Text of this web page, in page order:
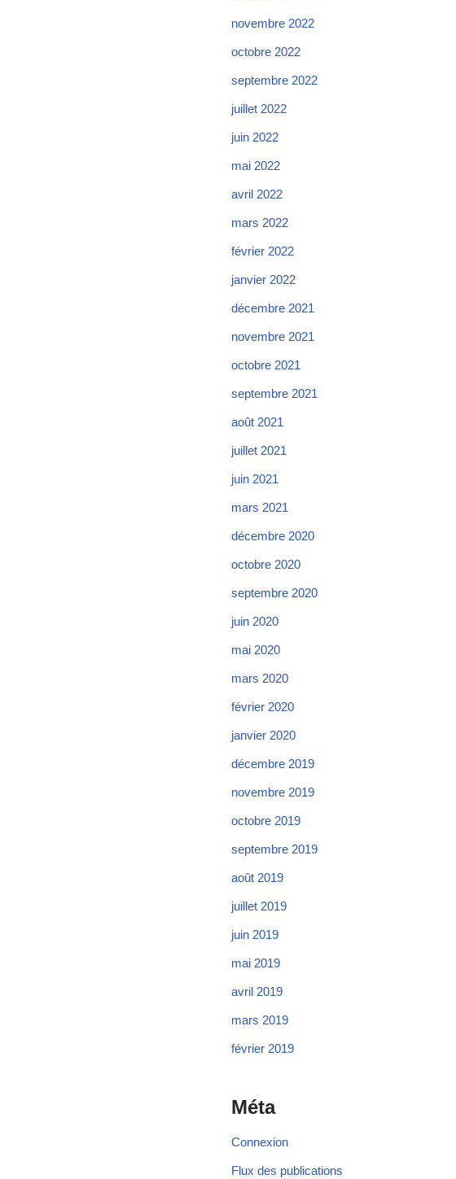
novembre 2022
octobre 2022
septembre 2022
juillet 2022
juin 2022
mai 2022
avril 2022
mars 2022
février 2022
janvier 2022
décembre 2021
novembre 2021
octobre 2021
septembre 2021
août 2021
juillet 2021
juin 2021
mars 2021
décembre 2020
octobre 2020
septembre 2020
juin 2020
mai 2020
mars 2020
février 2020
janvier 2020
décembre 2019
novembre 2019
octobre 2019
septembre 2019
août 2019
juillet 2019
juin 2019
mai 2019
avril 2019
mars 2019
février 2019
Méta
Connexion
Flux des publications